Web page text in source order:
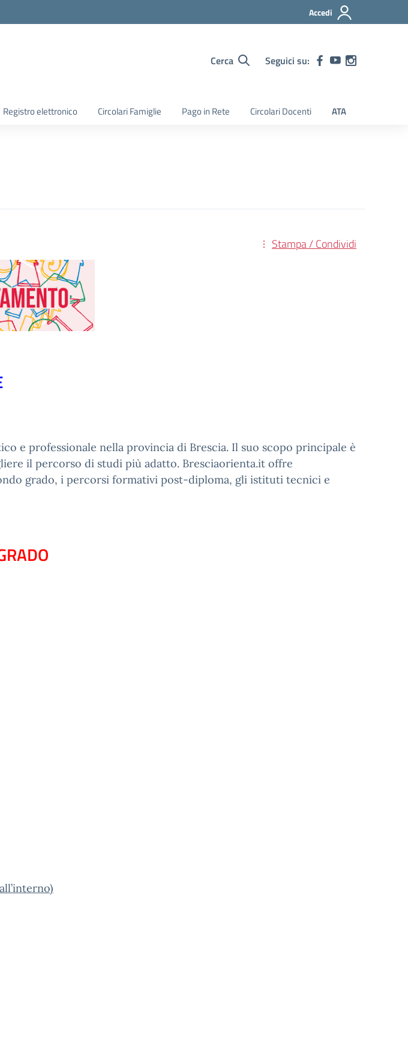
Accedi
Cerca Seguici su:
Registro elettronico Circolari Famiglie Pago in Rete Circolari Docenti ATA
Stampa / Condividi
e professionale nella provincia di Brescia. Il suo scopo principale è
il percorso di studi più adatto. Bresciaorienta.it offre
grado, i percorsi formativi post-diploma, gli istituti tecnici e